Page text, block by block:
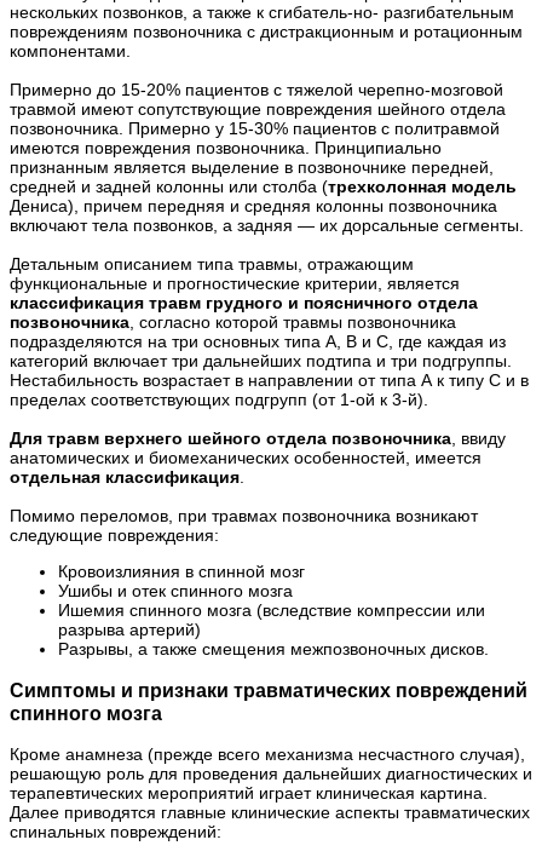
нескольких позвонков, а также к сгибатель-но- разгибательным
повреждениям позвоночника с дистракционным и ротационным
компонентами.
Примерно до 15-20% пациентов с тяжелой черепно-мозговой
травмой имеют сопутствующие повреждения шейного отдела
позвоночника. Примерно у 15-30% пациентов с политравмой
имеются повреждения позвоночника. Принципиально
признанным является выделение в позвоночнике передней,
средней и задней колонны или столба (трехколонная модель
Дениса), причем передняя и средняя колонны позвоночника
включают тела позвонков, а задняя — их дорсальные сегменты.
Детальным описанием типа травмы, отражающим
функциональные и прогностические критерии, является
классификация травм грудного и поясничного отдела
позвоночника, согласно которой травмы позвоночника
подразделяются на три основных типа А, В и С, где каждая из
категорий включает три дальнейших подтипа и три подгруппы.
Нестабильность возрастает в направлении от типа А к типу С и в
пределах соответствующих подгрупп (от 1-ой к 3-й).
Для травм верхнего шейного отдела позвоночника, ввиду
анатомических и биомеханических особенностей, имеется
отдельная классификация.
Помимо переломов, при травмах позвоночника возникают
следующие повреждения:
Кровоизлияния в спинной мозг
Ушибы и отек спинного мозга
Ишемия спинного мозга (вследствие компрессии или
разрыва артерий)
Разрывы, а также смещения межпозвоночных дисков.
Симптомы и признаки травматических повреждений
спинного мозга
Кроме анамнеза (прежде всего механизма несчастного случая),
решающую роль для проведения дальнейших диагностических и
терапевтических мероприятий играет клиническая картина.
Далее приводятся главные клинические аспекты травматических
спинальных повреждений: